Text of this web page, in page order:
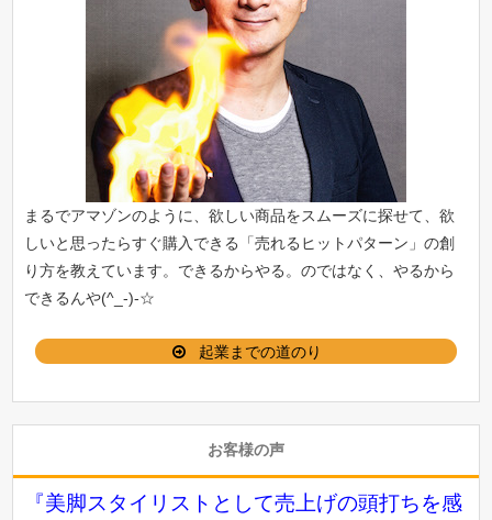
まるでアマゾンのように、欲しい商品をスムーズに探せて、欲
しいと思ったらすぐ購入できる「売れるヒットパターン 」の創
り方を教えています。できるからやる。のではなく、やるから
できるんや(^_-)-☆
起業までの道のり
お客様の声
『美脚スタイリストとして売上げの頭打ちを感